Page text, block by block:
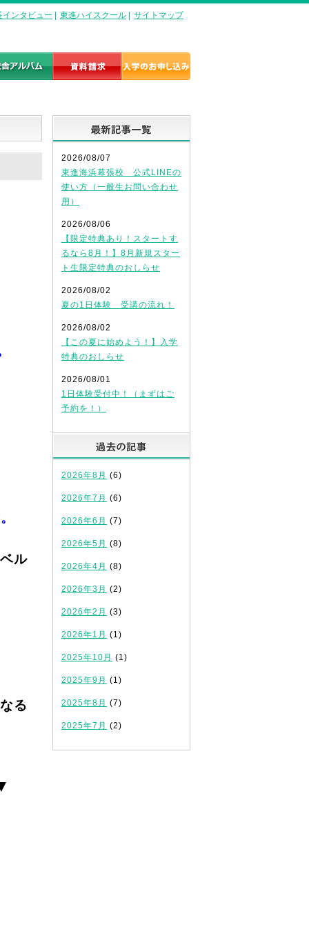
インタビュー 東進ハイスクール サイトマップ
ル
る
2026/08/07
東進海浜幕張校 公式LINEの
使い方（一般生お問い合わせ
用）
2026/08/06
【限定特典あり！スタートす
るなら8月！】8月新規スター
ト生限定特典のおしらせ
2026/08/02
夏の1日体験 受講の流れ！
2026/08/02
【この夏に始めよう！】入学
特典のおしらせ
2026/08/01
1日体験受付中！（まずはご
予約を！）
2026年8月 (6)
2026年7月 (6)
2026年6月 (7)
2026年5月 (8)
2026年4月 (8)
2026年3月 (2)
2026年2月 (3)
2026年1月 (1)
2025年10月 (1)
2025年9月 (1)
2025年8月 (7)
2025年7月 (2)